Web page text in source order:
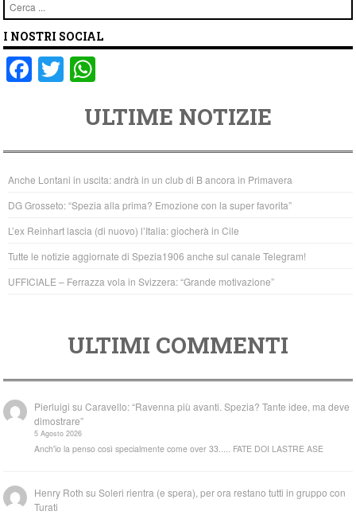
I NOSTRI SOCIAL
F
e
b
o
o
k
T
er
at
s
A
p
p
ULTIME NOTIZIE
Anche Lontani in uscita: andrà in un club di B ancora in Primavera
DG Grosseto: “Spezia alla prima? Emozione con la super favorita”
L’ex Reinhart lascia (di nuovo) l’Italia: giocherà in Cile
Tutte le notizie aggiornate di Spezia1906 anche sul canale Telegram!
UFFICIALE – Ferrazza vola in Svizzera: “Grande motivazione”
ULTIMI COMMENTI
Pierluigi suCaravello: “Ravenna più avanti. Spezia? Tante idee, ma deve
dimostrare”
5 Agosto 2026
Anch'io la penso così specialmente come over 33..... FATE DOI LASTRE ASE
Henry Roth suSoleri rientra (e spera), per ora restano tutti in gruppo con
Turati